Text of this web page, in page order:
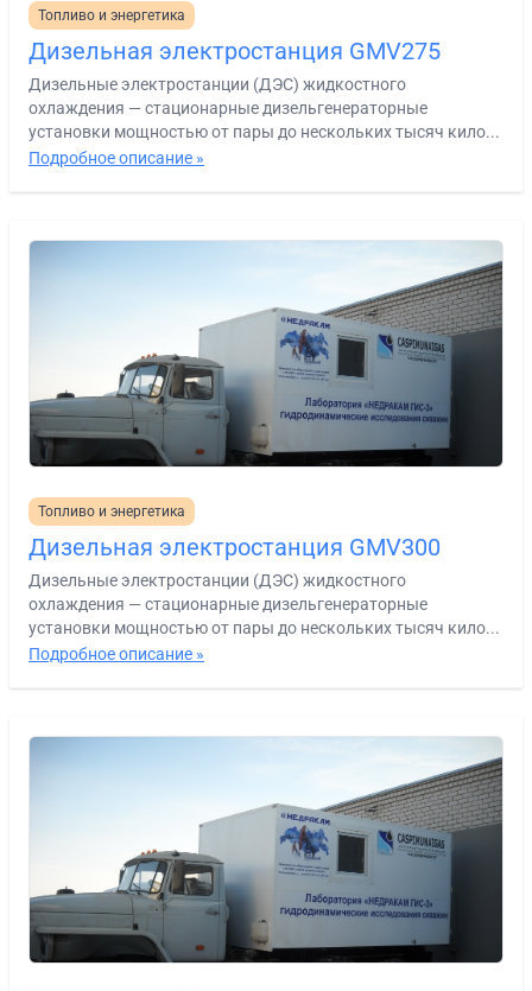
Топливо и энергетика
Дизельная электростанция GMV275
Дизельные электростанции (ДЭС) жидкостного
охлаждения — стационарные дизельгенераторные
установки мощностью от пары до нескольких тысяч кило...
Подробное описание »
Топливо и энергетика
Дизельная электростанция GMV300
Дизельные электростанции (ДЭС) жидкостного
охлаждения — стационарные дизельгенераторные
установки мощностью от пары до нескольких тысяч кило...
Подробное описание »